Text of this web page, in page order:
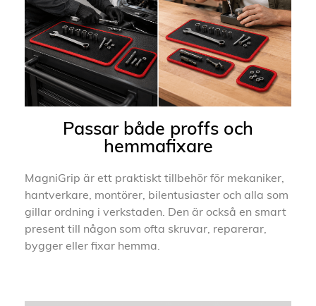
Passar både proffs och
hemmafixare
MagniGrip är ett praktiskt tillbehör för mekaniker,
hantverkare, montörer, bilentusiaster och alla som
gillar ordning i verkstaden. Den är också en smart
present till någon som ofta skruvar, reparerar,
bygger eller fixar hemma.